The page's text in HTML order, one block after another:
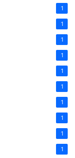
1
1
1
1
1
1
1
1
1
1